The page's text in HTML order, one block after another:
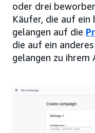
oder drei
Käufer, die auf ein
gelangen auf die
die auf ein
gelangen zu ihrem